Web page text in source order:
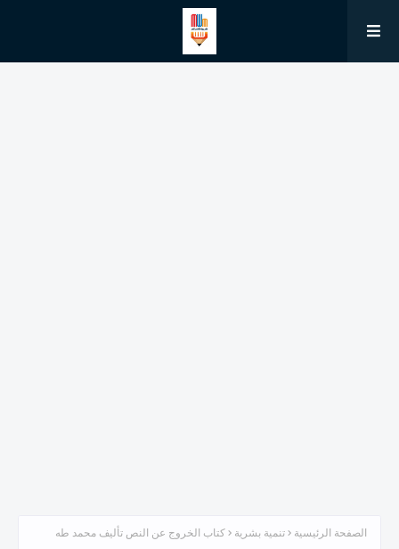
الصفحة الرئيسية تنمية بشرية كتاب الخروج عن النص تأليف محمد طه